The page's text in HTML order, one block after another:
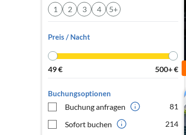
1 2 3 4 5+
Preis / Nacht
49€ 500+€
Buchungsoptionen
Buchung anfragen
81
Sofort buchen
214